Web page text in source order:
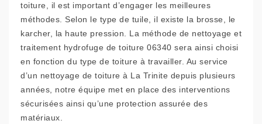
toiture, il est important d’engager les meilleures
méthodes. Selon le type de tuile, il existe la brosse, le
karcher, la haute pression. La méthode de nettoyage et
traitement hydrofuge de toiture 06340 sera ainsi choisi
en fonction du type de toiture à travailler. Au service
d’un nettoyage de toiture à La Trinite depuis plusieurs
années, notre équipe met en place des interventions
sécurisées ainsi qu’une protection assurée des
matériaux.